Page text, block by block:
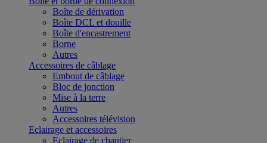
Boîte de dérivation
Boîte DCL et douille
Boîte d'encastrement
Borne
Autres
Accessoires de câblage
Embout de câblage
Bloc de jonction
Mise à la terre
Autres
Accessoires télévision
Eclairage et accessoires
Eclairage de chantier